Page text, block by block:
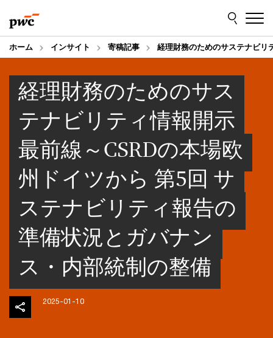
to
content
to
footer
ホーム インサイト 寄稿記事 経理財務のためのサステナビリ
経理財務のためのサス
テナビリティ情報開示
最前線～CSRDの本場欧
州ドイツから 第5回 サ
ステナビリティ報告の
準備状況とガバナン
ス・内部統制の整備
2025-01-10